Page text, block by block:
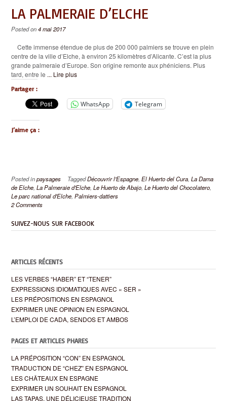
LA PALMERAIE D’ELCHE
Posted on4 mai 2017
Cette immense étendue de plus de 200 000 palmiers se trouve en plein
centre de la ville d’Elche, à environ 25 kilomètres d’Alicante. C’est la plus
grande palmeraie d’Europe. Son origine remonte aux phéniciens. Plus
tard, entre le ... Lire plus
Partager :
WhatsApp Telegram
J’aime ça :
Posted inpaysages TaggedDécouvrir l'Espagne, El Huerto del Cura, La Dama
de Elche, La Palmeraie d'Elche, Le Huerto de Abajo, Le Huerto del Chocolatero,
Le parc national d'Elche, Palmiers-dattiers
2 Comments
SUIVEZ-NOUS SUR FACEBOOK
ARTICLES RÉCENTS
LES VERBES “HABER” ET “TENER”
EXPRESSIONS IDIOMATIQUES AVEC « SER »
LES PRÉPOSITIONS EN ESPAGNOL
EXPRIMER UNE OPINION EN ESPAGNOL
L’EMPLOI DE CADA, SENDOS ET AMBOS
PAGES ET ARTICLES PHARES
LA PRÉPOSITION “CON” EN ESPAGNOL
TRADUCTION DE “CHEZ” EN ESPAGNOL
LES CHÂTEAUX EN ESPAGNE
EXPRIMER UN SOUHAIT EN ESPAGNOL
LAS TAPAS, UNE DÉLICIEUSE TRADITION